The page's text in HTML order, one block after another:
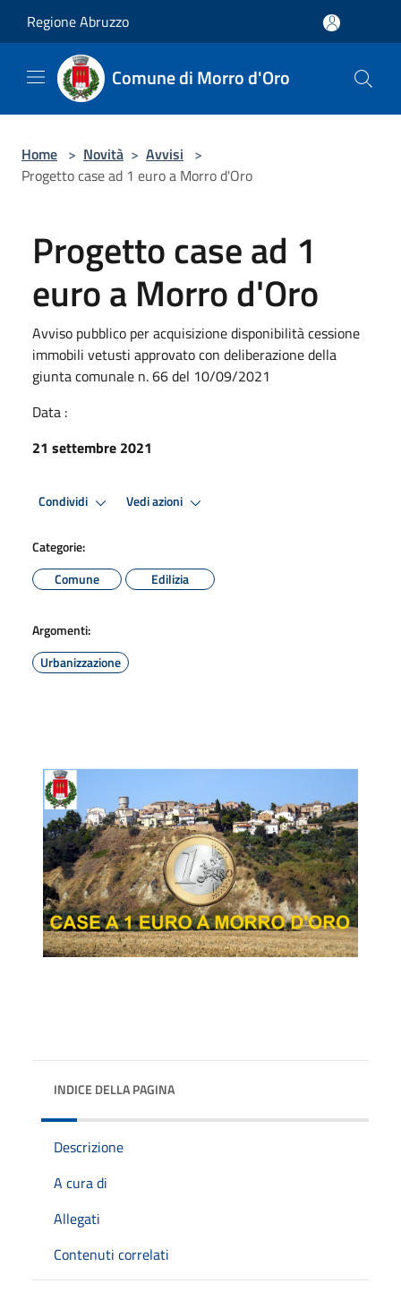
Regione Abruzzo
Comune di Morro d'Oro
Home > Novità > Avvisi >
Progetto case ad 1 euro a Morro d'Oro
Progetto case ad 1
euro a Morro d'Oro
Avviso pubblico per acquisizione disponibilità cessione
immobili vetusti approvato con deliberazione della
giunta comunale n. 66 del 10/09/2021
Data :
21 settembre 2021
Condividi Vedi azioni
Categorie:
Comune
Edilizia
Argomenti:
Urbanizzazione
INDICE DELLA PAGINA
Descrizione
A cura di
Allegati
Contenuti correlati